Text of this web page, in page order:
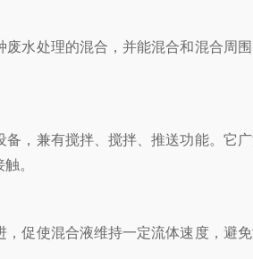
处理的混合，并能混合和混合周
兼有搅拌、搅拌、推送功能。它
。
使混合液维持一定流体速度，避